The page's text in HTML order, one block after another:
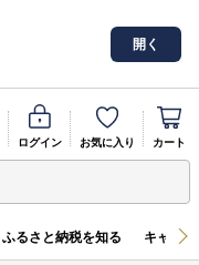
開く
ログイン お気に入り カート
ふるさと納税を知る キャン